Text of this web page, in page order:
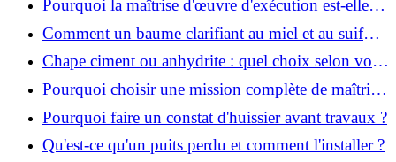
Pourquoi la maîtrise d'œuvre d'exécution est-elle
indispensable pour vos chantiers ?
Comment un baume clarifiant au miel et au suif
peut-il purifier la peau ?
Chape ciment ou anhydrite : quel choix selon votre
projet ?
Pourquoi choisir une mission complète de maîtrise
d’œuvre pour réussir vos projets?
Pourquoi faire un constat d'huissier avant travaux ?
Qu'est-ce qu'un puits perdu et comment l'installer ?